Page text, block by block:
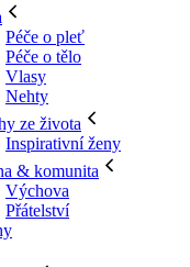
Péče o pleť
Péče o tělo
Vlasy
Nehty
ze života
Inspirativní ženy
& komunita
Výchova
Přátelství